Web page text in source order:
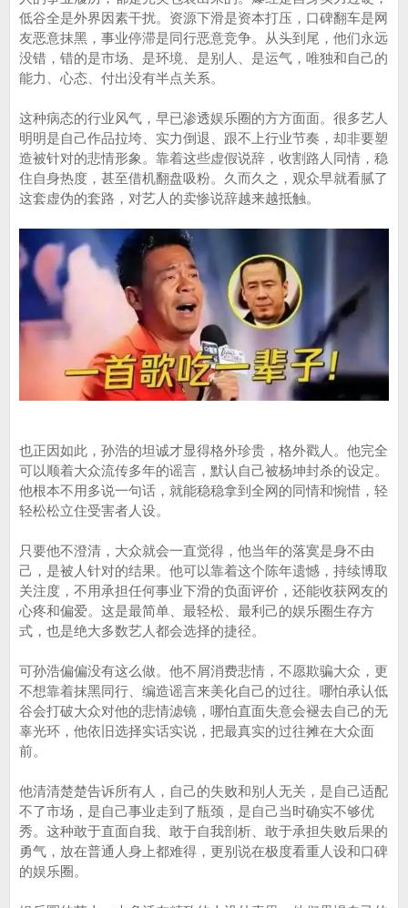
低谷全是外界因素干扰。资源下滑是资本打压，口碑翻车是网
友恶意抹黑，事业停滞是同行恶意竞争。从头到尾，他们永远
没错，错的是市场、是环境、是别人、是运气，唯独和自己的
能力、心态、付出没有半点关系。
这种病态的行业风气，早已渗透娱乐圈的方方面面。很多艺人
明明是自己作品拉垮、实力倒退、跟不上行业节奏，却非要塑
造被针对的悲情形象。靠着这些虚假说辞，收割路人同情，稳
住自身热度，甚至借机翻盘吸粉。久而久之，观众早就看腻了
这套虚伪的套路，对艺人的卖惨说辞越来越抵触。
也正因如此，孙浩的坦诚才显得格外珍贵，格外戳人。他完全
可以顺着大众流传多年的谣言，默认自己被杨坤封杀的设定。
他根本不用多说一句话，就能稳稳拿到全网的同情和惋惜，轻
轻松松立住受害者人设。
只要他不澄清，大众就会一直觉得，他当年的落寞是身不由
己，是被人针对的结果。他可以靠着这个陈年遗憾，持续博取
关注度，不用承担任何事业下滑的负面评价，还能收获网友的
心疼和偏爱。这是最简单、最轻松、最利己的娱乐圈生存方
式，也是绝大多数艺人都会选择的捷径。
可孙浩偏偏没有这么做。他不屑消费悲情，不愿欺骗大众，更
不想靠着抹黑同行、编造谣言来美化自己的过往。哪怕承认低
谷会打破大众对他的悲情滤镜，哪怕直面失意会褪去自己的无
辜光环，他依旧选择实话实说，把最真实的过往摊在大众面
前。
他清清楚楚告诉所有人，自己的失败和别人无关，是自己适配
不了市场，是自己事业走到了瓶颈，是自己当时确实不够优
秀。这种敢于直面自我、敢于自我剖析、敢于承担失败后果的
勇气，放在普通人身上都难得，更别说在极度看重人设和口碑
的娱乐圈。